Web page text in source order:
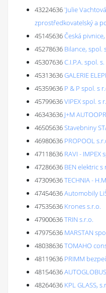
43224636'Julie
zprostředkovatelský a
45145636Česká
45278636 Bilance, spol.
45307636C.I.P.A. spol.
45313636GALERIE
45359636 P & P spol. s
45799636VIPEX spol. s
46343636 J+M
46505636Stavebniny
46980636 PROPOOL
47118636 RAVI - IMPEX
47286636 BEN elektric s
47309636TECHNIA -
47454636Automobily
47535636 Krones s.r.o.
47900636TRIN s.r.o.
47975636 MARSTAN
48038636TOMAHO
48119636 PRIMM
48154636
48264636 KPL GLASS,